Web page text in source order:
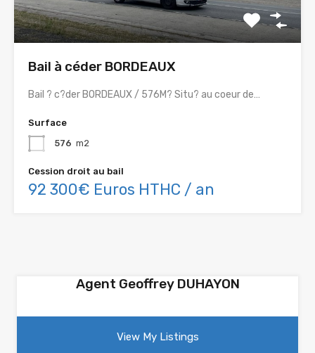
Bail à céder BORDEAUX
Bail ? c?der BORDEAUX / 576M? Situ? au coeur de…
Surface
576 m2
Cession droit au bail
92 300€ Euros HTHC / an
Agent Geoffrey DUHAYON
View My Listings